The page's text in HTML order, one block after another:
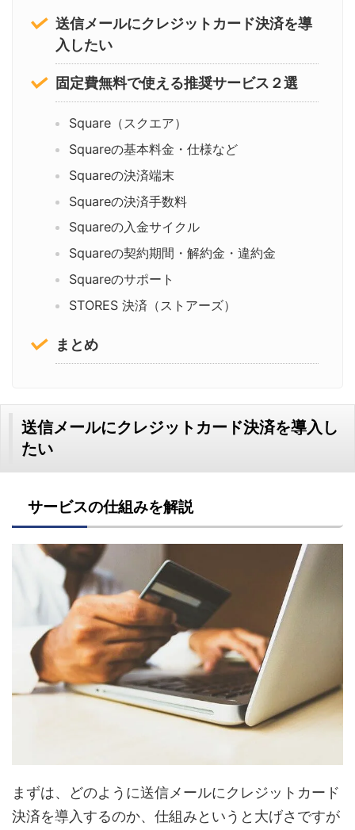
送信メールにクレジットカード決済を導
入したい
固定費無料で使える推奨サービス２選
Square（スクエア）
Squareの基本料金・仕様など
Squareの決済端末
Squareの決済手数料
Squareの入金サイクル
Squareの契約期間・解約金・違約金
Squareのサポート
STORES 決済（ストアーズ）
まとめ
送信メールにクレジットカード決済を導入し
たい
サービスの仕組みを解説
まずは、どのように送信メールにクレジットカード
決済を導入するのか、仕組みというと大げさですが